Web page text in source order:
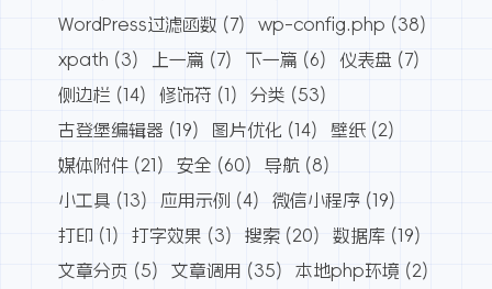
WordPress过滤函数 (7) wp-config.php (38)
xpath (3) 上一篇 (7) 下一篇 (6) 仪表盘 (7)
侧边栏 (14) 修饰符 (1) 分类 (53)
古登堡编辑器 (19) 图片优化 (14) 壁纸 (2)
媒体附件 (21) 安全 (60) 导航 (8)
小工具 (13) 应用示例 (4) 微信小程序 (19)
打印 (1) 打字效果 (3) 搜索 (20) 数据库 (19)
文章分页 (5) 文章调用 (35) 本地php环境 (2)